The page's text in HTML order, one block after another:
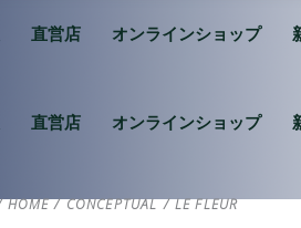
直営店 オンラインショップ
直営店 オンラインショップ
HOME / CONCEPTUAL / LE FLEUR